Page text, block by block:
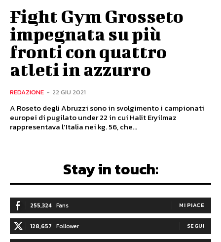
Fight Gym Grosseto
impegnata su più
fronti con quattro
atleti in azzurro
REDAZIONE - 22 GIU 2021
A Roseto degli Abruzzi sono in svolgimento i campionati
europei di pugilato under 22 in cui Halit Eryilmaz
rappresentava l’Italia nei kg. 56, che...
Stay in touch:
255,324 Fans MI PIACE
128,657 Follower SEGUI